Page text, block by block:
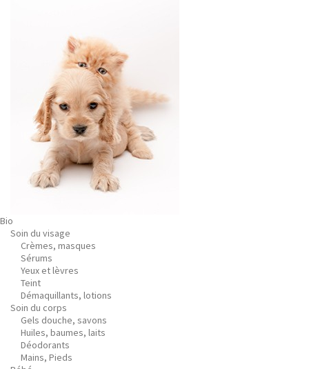
Bio
Soin du visage
Crèmes, masques
Sérums
Yeux et lèvres
Teint
Démaquillants, lotions
Soin du corps
Gels douche, savons
Huiles, baumes, laits
Déodorants
Mains, Pieds